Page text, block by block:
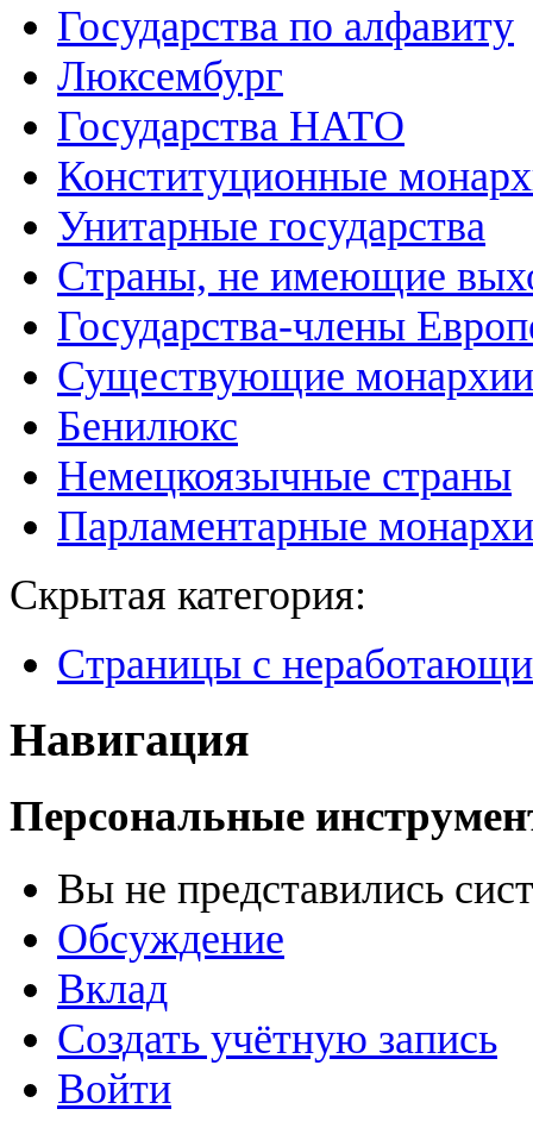
Государства по алфавиту
Люксембург
Государства НАТО
Конституционные
Унитарные государства
Страны, не имеющие
Государства-члены
Существующие монархии
Бенилюкс
Немецкоязычные страны
Парламентарные
Скрытая категория:
Страницы с
Навигация
Персональные
Вы не представились
Обсуждение
Вклад
Создать учётную запись
Войти